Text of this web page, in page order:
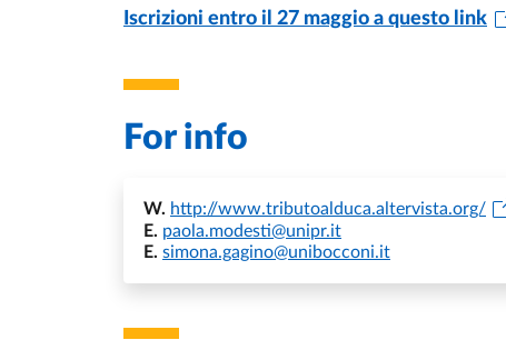
Iscrizioni entro il 27 maggio a questo link
For info
W. http://www.tributoalduca.altervista.org/
E. paola.modesti@unipr.it
E. simona.gagino@unibocconi.it